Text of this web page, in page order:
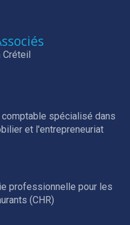
Créteil
spécialisé dans
et l'entrepreneuriat
professionnelle pour les
(CHR)